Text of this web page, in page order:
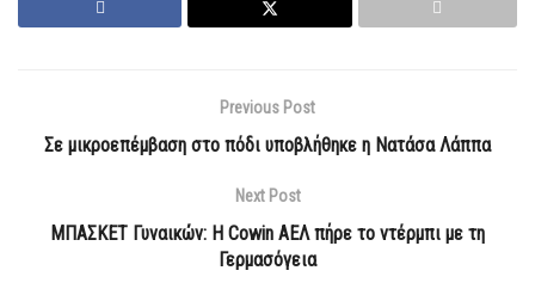
Previous Post
Σε μικροεπέμβαση στο πόδι υποβλήθηκε η Νατάσα Λάππα
Next Post
ΜΠΑΣΚΕΤ Γυναικών: Η Cowin ΑΕΛ πήρε το ντέρμπι με τη
Γερμασόγεια